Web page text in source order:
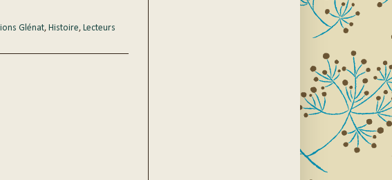
Glénat, Histoire, Lecteurs